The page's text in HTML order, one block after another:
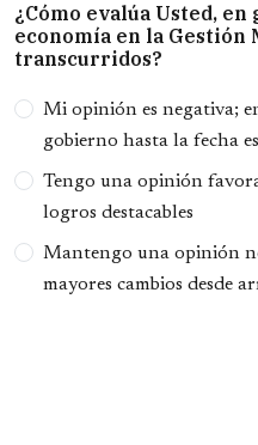
¿Cómo evalúa Usted,
economía en la Gestión
transcurridos?
Opciones
Mi opinión es negativa;
gobierno hasta la fecha
Tengo una opinión
logros destacables
Mantengo una opinión
mayores cambios desde